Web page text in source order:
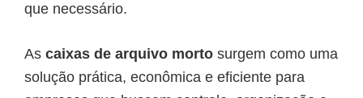
que necessário.
As caixas de arquivo morto surgem como uma
solução prática, econômica e eficiente para